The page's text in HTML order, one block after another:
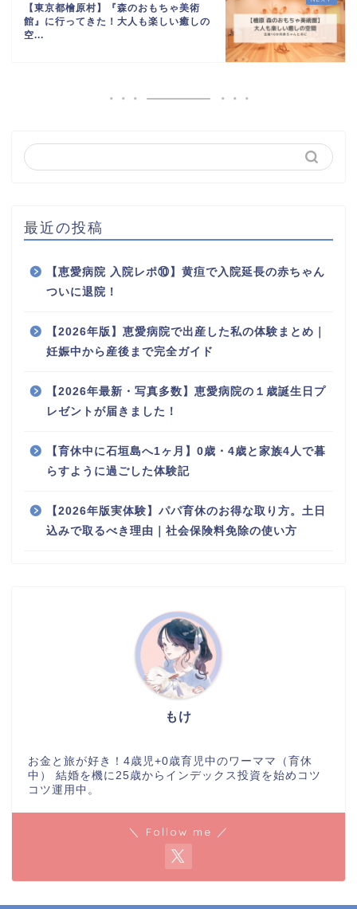
【東京都檜原村】『森のおもちゃ美術
館』に行ってきた！大人も楽しい癒しの
空...
最近の投稿
【恵愛病院 入院レポ⑩】黄疸で入院延長の赤ちゃん
ついに退院！
【2026年版】恵愛病院で出産した私の体験まとめ｜
妊娠中から産後まで完全ガイド
【2026年最新・写真多数】恵愛病院の１歳誕生日プ
レゼントが届きました！
【育休中に石垣島へ1ヶ月】0歳・4歳と家族4人で暮
らすように過ごした体験記
【2026年版実体験】パパ育休のお得な取り方。土日
込みで取るべき理由｜社会保険料免除の使い方
もけ
お金と旅が好き！4歳児+0歳育児中のワーママ（育休
中） 結婚を機に25歳からインデックス投資を始めコツ
コツ運用中。
＼ Follow me ／